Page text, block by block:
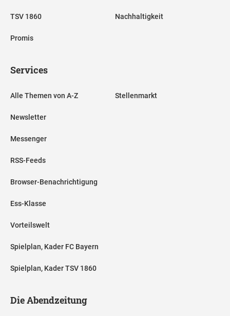
TSV 1860
Promis
Nachhaltigkeit
Services
Alle Themen von A-Z
Newsletter
Messenger
RSS-Feeds
Browser-Benachrichtigung
Ess-Klasse
Vorteilswelt
Spielplan, Kader FC Bayern
Spielplan, Kader TSV 1860
Stellenmarkt
Die Abendzeitung